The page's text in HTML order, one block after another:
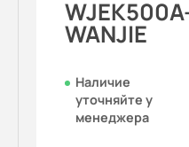
WANJIE
Наличие
уточняйте у
менеджера